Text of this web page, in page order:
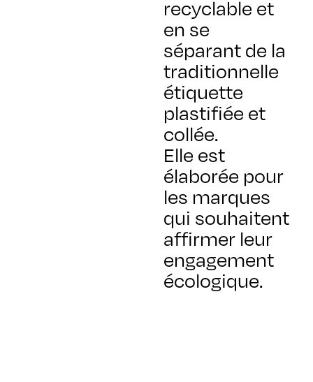
recyclable et
en se
séparant de la
traditionnelle
étiquette
plastifiée et
collée.
Elle est
élaborée pour
les marques
qui souhaitent
affirmer leur
engagement
écologique.